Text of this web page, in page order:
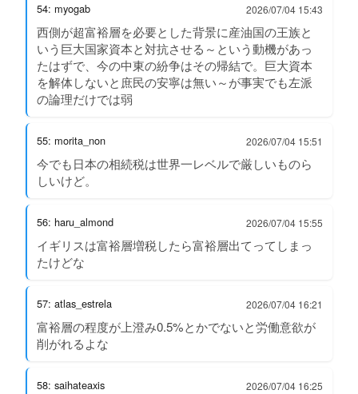
54: myogab 2026/07/04 15:43
西側が超富裕層を必要とした背景に産油国の王族と
いう巨大国家資本と対抗させる～という動機があっ
たはずで、今の中東の紛争はその帰結で。巨大資本
を解体しないと庶民の安寧は無い～が事実でも左派
の論理だけでは弱
55: morita_non 2026/07/04 15:51
今でも日本の相続税は世界一レベルで厳しいものら
しいけど。
56: haru_almond 2026/07/04 15:55
イギリスは富裕層増税したら富裕層出てってしまっ
たけどな
57: atlas_estrela 2026/07/04 16:21
富裕層の程度が上澄み0.5%とかでないと労働意欲が
削がれるよな
58: saihateaxis 2026/07/04 16:25